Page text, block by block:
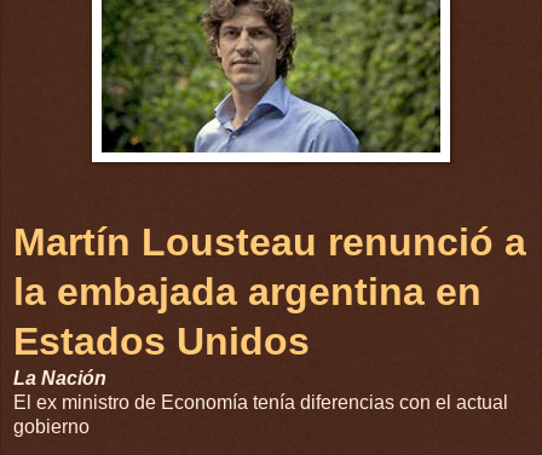
Martín Lousteau renunció a
la embajada argentina en
Estados Unidos
La Nación
El ex ministro de Economía tenía diferencias con el actual
gobierno